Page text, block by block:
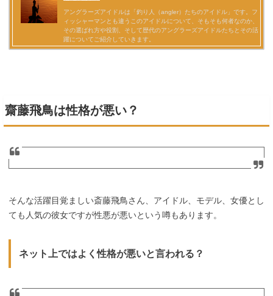
齋藤飛鳥は性格が悪い？
そんな活躍目覚ましい斎藤飛鳥さん、アイドル、モデル、女優とし
ても人気の彼女ですが性悪が悪いという噂もあります。
ネット上ではよく性格が悪いと言われる？